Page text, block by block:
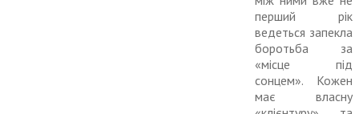
перший рік
ведеться запекла
боротьба за
«місце під
сонцем». Кожен
має власну